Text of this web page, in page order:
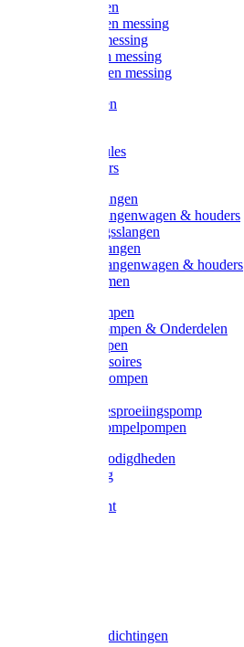
Kogelkranen
Koppelingen messing
Sproeiers messing
Tuinspuiten messing
Slangstukken messing
Handspuiten
Kunststoftules
Regenmeters
Overige slangen
Overige slangenwagen & houders
Beregeningsslangen
Gardena slangen
Gardena slangenwagen & houders
Slangklemmen
Leader pompen
Zwengelpompen & Onderdelen
Ebara pompen
Pompaccessoires
Excellent pompen
Gardena besproeiingspomp
Gardena dompelpompen
Tyleen benodigdheden
Tyleenslang
Lange bocht
Gardena afdichtingen